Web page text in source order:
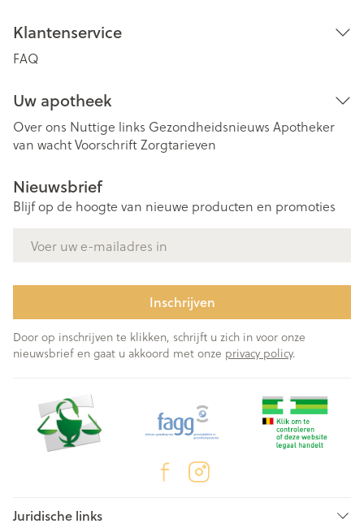
Klantenservice
FAQ
Uw apotheek
Over ons Nuttige links Gezondheidsnieuws Apotheker
van wachtVoorschriftZorgtarieven
Nieuwsbrief
Blijf op de hoogte van nieuwe producten en promoties
Inschrijven
Door op inschrijven te klikken, schrijft u zich in voor onze
nieuwsbrief en gaat u akkoord met onze privacy policy.
Juridische links